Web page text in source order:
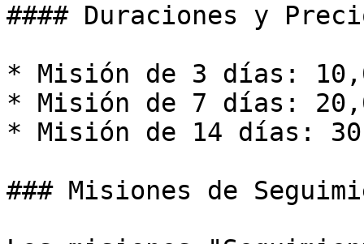
#### Duraciones y
* Misión de 3 días:
* Misión de 7 días:
* Misión de 14 días:
### Misiones de